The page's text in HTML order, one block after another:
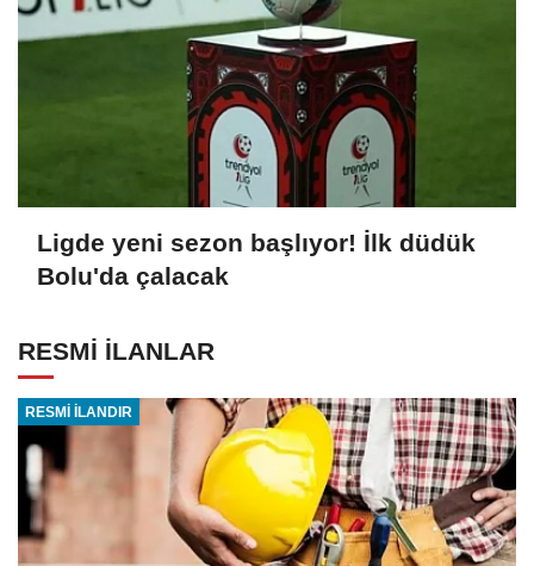
Ligde yeni sezon başlıyor! İlk düdük
Bolu'da çalacak
RESMİ İLANLAR
RESMİ İLANDIR